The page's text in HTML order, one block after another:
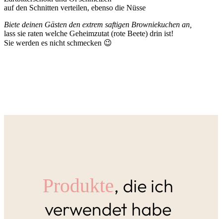
auf den Schnitten verteilen, ebenso die Nüsse
Biete deinen Gästen den extrem saftigen Browniekuchen an,
lass sie raten welche Geheimzutat (rote Beete) drin ist!
Sie werden es nicht schmecken 😉
Produkte, die ich
verwendet habe